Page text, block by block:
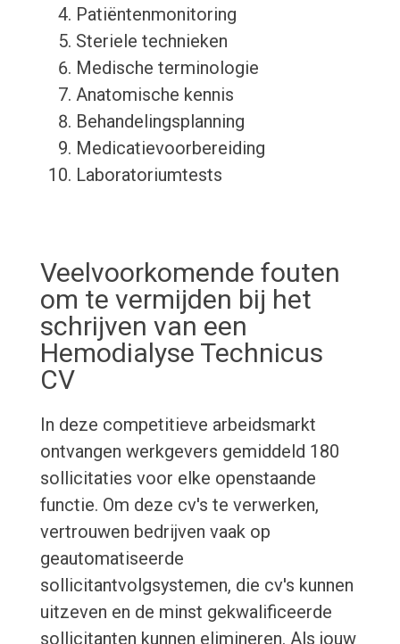
Patiëntenmonitoring
Steriele technieken
Medische terminologie
Anatomische kennis
Behandelingsplanning
Medicatievoorbereiding
Laboratoriumtests
Veelvoorkomende fouten
om te vermijden bij het
schrijven van een
Hemodialyse Technicus
CV
In deze competitieve arbeidsmarkt
ontvangen werkgevers gemiddeld 180
sollicitaties voor elke openstaande
functie. Om deze cv's te verwerken,
vertrouwen bedrijven vaak op
geautomatiseerde
sollicitantvolgsystemen, die cv's kunnen
uitzeven en de minst gekwalificeerde
sollicitanten kunnen elimineren. Als jouw